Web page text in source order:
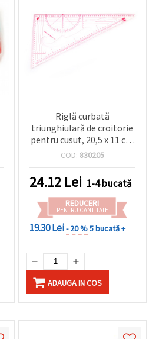
Riglă curbată
triunghiulară de croitorie
pentru cusut, 20,5 x 11 cm
(Model 3220)
COD: 830205
24.12 Lei 1-4 bucată
REDUCERI
PENTRU CANTITATE
19.30 Lei- 20 %5 bucată +
ADAUGA IN COS